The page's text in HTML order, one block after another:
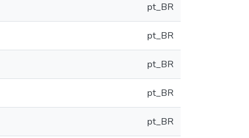
pt_BR
pt_BR
pt_BR
pt_BR
pt_BR